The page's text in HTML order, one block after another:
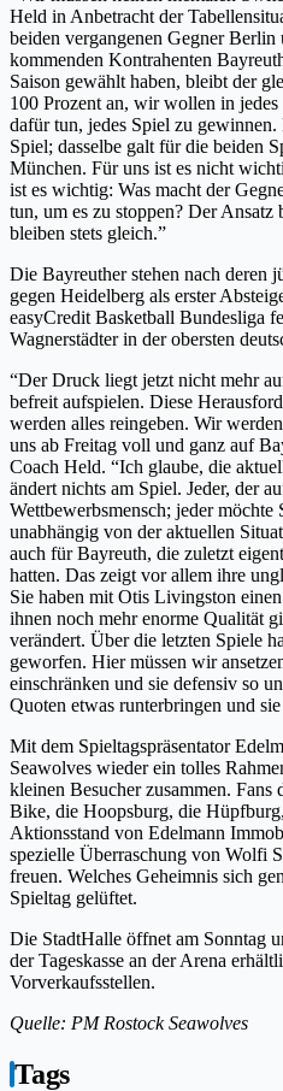
Held in Anbetracht der
beiden vergangenen Gegner
kommenden Kontrahenten
Saison gewählt haben, bleibt der
100 Prozent an, wir wollen in
dafür tun, jedes Spiel zu
Spiel; dasselbe galt für die beiden
München. Für uns ist es nicht
ist es wichtig: Was macht der
tun, um es zu stoppen? Der Ansatz
bleiben stets gleich.”
Die Bayreuther stehen nach deren
gegen Heidelberg als erster
easyCredit Basketball Bundesliga
Wagnerstädter in der obersten
“Der Druck liegt jetzt nicht mehr
befreit aufspielen. Diese
werden alles reingeben. Wir
uns ab Freitag voll und ganz auf
Coach Held. “Ich glaube, die
ändert nichts am Spiel. Jeder, der
Wettbewerbsmensch; jeder
unabhängig von der aktuellen
auch für Bayreuth, die zuletzt
hatten. Das zeigt vor allem ihre
Sie haben mit Otis Livingston
ihnen noch mehr enorme Qualität
verändert. Über die letzten Spiele
geworfen. Hier müssen wir
einschränken und sie defensiv so
Quoten etwas runterbringen und
Mit dem Spieltagspräsentator
Seawolves wieder ein tolles
kleinen Besucher zusammen.
Bike, die Hoopsburg, die
Aktionsstand von Edelmann
spezielle Überraschung von Wolfi
freuen. Welches Geheimnis sich
Spieltag gelüftet.
Die StadtHalle öffnet am Sonntag
der Tageskasse an der Arena
Vorverkaufsstellen.
Quelle: PM Rostock Seawolves
Tags